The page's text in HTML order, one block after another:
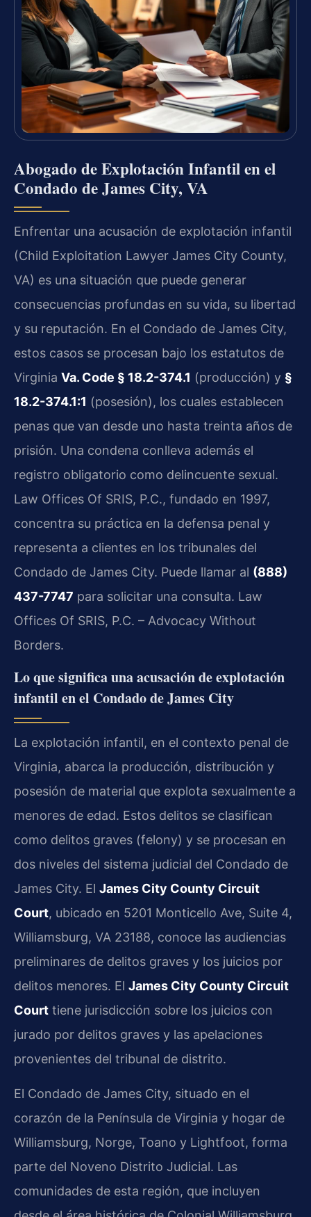
Abogado de Explotación Infantil en el
Condado de James City, VA
Enfrentar una acusación de explotación infantil
(Child Exploitation Lawyer James City County,
VA) es una situación que puede generar
consecuencias profundas en su vida, su libertad
y su reputación. En el Condado de James City,
estos casos se procesan bajo los estatutos de
Virginia Va. Code § 18.2-374.1 (producción) y §
18.2-374.1:1 (posesión), los cuales establecen
penas que van desde uno hasta treinta años de
prisión. Una condena conlleva además el
registro obligatorio como delincuente sexual.
Law Offices Of SRIS, P.C., fundado en 1997,
concentra su práctica en la defensa penal y
representa a clientes en los tribunales del
Condado de James City. Puede llamar al (888)
437-7747 para solicitar una consulta. Law
Offices Of SRIS, P.C. – Advocacy Without
Borders.
Lo que significa una acusación de explotación
infantil en el Condado de James City
La explotación infantil, en el contexto penal de
Virginia, abarca la producción, distribución y
posesión de material que explota sexualmente a
menores de edad. Estos delitos se clasifican
como delitos graves (felony) y se procesan en
dos niveles del sistema judicial del Condado de
James City. El James City County Circuit
Court, ubicado en 5201 Monticello Ave, Suite 4,
Williamsburg, VA 23188, conoce las audiencias
preliminares de delitos graves y los juicios por
delitos menores. El James City County Circuit
Court tiene jurisdicción sobre los juicios con
jurado por delitos graves y las apelaciones
provenientes del tribunal de distrito.
El Condado de James City, situado en el
corazón de la Península de Virginia y hogar de
Williamsburg, Norge, Toano y Lightfoot, forma
parte del Noveno Distrito Judicial. Las
comunidades de esta región, que incluyen